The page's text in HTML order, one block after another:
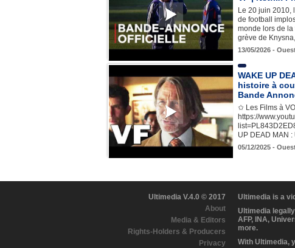
Le 20 juin 2010,
de football
monde lors de la
grève de
13/05/2026 -
WAKE UP
histoire à
Bande
✩ Les Films à
https://
UP DEAD MAN
05/12/2025 -
Ultimedia V.4.0 © 2017
About
Media & Editors
Rights-Holders & Producers
Privacy
Ultimedia is a
Ultimedia
AFP, INA,
more.
With Ultimedia,